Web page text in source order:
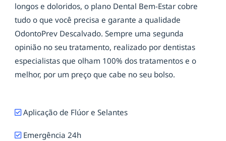
longos e doloridos, o plano Dental Bem-Estar cobre
tudo o que você precisa e garante a qualidade
OdontoPrev Descalvado. Sempre uma segunda
opinião no seu tratamento, realizado por dentistas
especialistas que olham 100% dos tratamentos e o
melhor, por um preço que cabe no seu bolso.
Aplicação de Flúor e Selantes
Emergência 24h